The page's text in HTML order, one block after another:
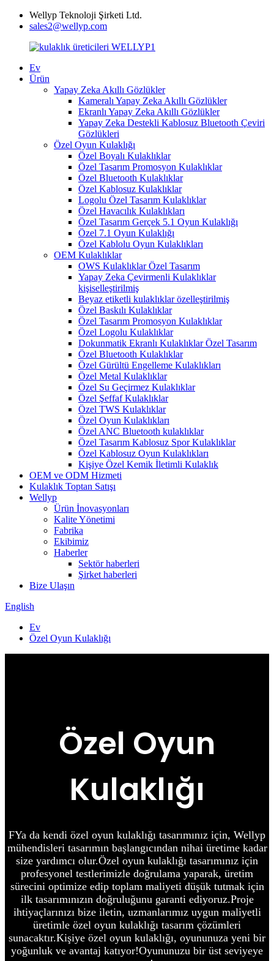
Wellyp Teknoloji Şirketi Ltd.
sales2@wellyp.com
Ev
Ürün
Yapay Zeka Akıllı Gözlükler
Kameralı Yapay Zeka Akıllı Gözlükler
Ekranlı Yapay Zeka Akıllı Gözlükler
Yapay Zeka Destekli Kablosuz Bluetooth Çeviri
Gözlükleri
Özel Oyun Kulaklığı
Özel Boyalı Kulaklıklar
Özel Tasarım Promosyon Kulaklıklar
Özel Bluetooth Kulaklıklar
Özel Kablosuz Kulaklıklar
Logolu Özel Tasarım Kulaklıklar
Özel Havacılık Kulaklıkları
Özel Tasarım Gerçek 5.1 Oyun Kulaklığı
Özel 7.1 Oyun Kulaklığı
Özel Kablolu Oyun Kulaklıkları
OEM Kulaklıklar
OWS Kulaklıklar Özel Tasarım
Yapay Zeka Çevirmenli Kulaklıklar
kişiselleştirilmiş
Beyaz etiketli kulaklıklar özelleştirilmiş
Özel Baskılı Kulaklıklar
Özel Tasarım Promosyon Kulaklıklar
Özel Logolu Kulaklıklar
Dokunmatik Ekranlı Kulaklıklar Özel Tasarım
Özel Bluetooth Kulaklıklar
Özel Gürültü Engelleme Kulaklıkları
Özel Metal Kulaklıklar
Özel Su Geçirmez Kulaklıklar
Özel Şeffaf Kulaklıklar
Özel TWS Kulaklıklar
Özel Oyun Kulaklıkları
Özel ANC Bluetooth kulaklıklar
Özel Tasarım Kablosuz Spor Kulaklıklar
Özel Kablosuz Oyun Kulaklıkları
Kişiye Özel Kemik İletimli Kulaklık
OEM ve ODM Hizmeti
Kulaklık Toptan Satışı
Wellyp
Ürün İnovasyonları
Kalite Yönetimi
Fabrika
Ekibimiz
Haberler
Sektör haberleri
Şirket haberleri
Bize Ulaşın
English
Ev
Özel Oyun Kulaklığı
Özel Oyun
Kulaklığı
FYa da kendi özel oyun kulaklığı tasarımınız için, Wellyp
mühendisleri tasarımın başlangıcından nihai üretime kadar
size yardımcı olur.Özel oyun kulaklığı tasarımınız için
profesyonel testlerimizle doğrulama yaparak, üretim
sürecini optimize edip toplam maliyeti düşük tutmak için
ilk tasarımınızın doğruluğunu garanti ediyoruz.Proje
ihtiyaçlarınızı bize iletin, uzmanlarımız uygun maliyetli
üretimle özel oyun kulaklığı tasarım çözümleri
sunacaktır.Kişiye özel oyun kulaklığı, oyununuza yeni bir
yoğunluk ve avantaj katıyor!Oyununuzu bir üst seviyeye